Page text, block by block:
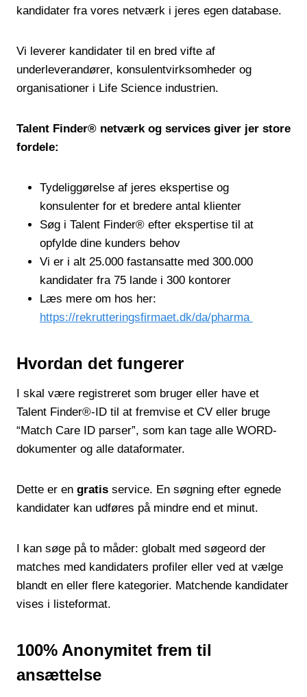
kandidater fra vores netværk i jeres egen database.
Vi leverer kandidater til en bred vifte af
underleverandører, konsulentvirksomheder og
organisationer i Life Science industrien.
Talent Finder® netværk og services giver jer store
fordele:
Tydeliggørelse af jeres ekspertise og
konsulenter for et bredere antal klienter
Søg i Talent Finder® efter ekspertise til at
opfylde dine kunders behov
Vi er i alt 25.000 fastansatte med 300.000
kandidater fra 75 lande i 300 kontorer
Læs mere om hos her:
https://rekrutteringsfirmaet.dk/da/pharma
Hvordan det fungerer
I skal være registreret som bruger eller have et
Talent Finder®-ID til at fremvise et CV eller bruge
“Match Care ID parser”, som kan tage alle WORD-
dokumenter og alle dataformater.
Dette er en gratis service. En søgning efter egnede
kandidater kan udføres på mindre end et minut.
I kan søge på to måder: globalt med søgeord der
matches med kandidaters profiler eller ved at vælge
blandt en eller flere kategorier. Matchende kandidater
vises i listeformat.
100% Anonymitet frem til
ansættelse